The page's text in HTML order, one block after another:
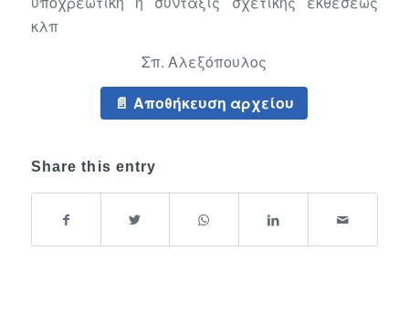
κλπ
Σπ. Αλεξόπουλος
Αποθήκευση αρχείου
Share this entry